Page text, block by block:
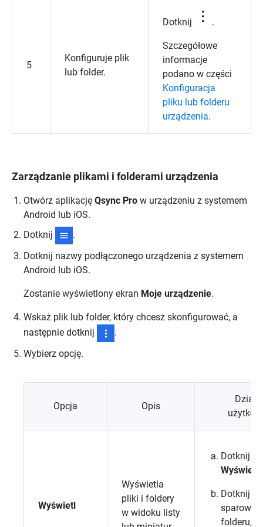
5
Konfiguruje plik
lub folder.
Dotknij .
Szczegółowe
informacje
podano w części
Konfiguracja
pliku lub folderu
urządzenia.
Zarządzanie plikami i folderami urządzenia
Otwórz aplikację Qsync Pro w urządzeniu z systemem
Android lub iOS.
Dotknij
.
Dotknij nazwy podłączonego urządzenia z systemem
Android lub iOS.
Zostanie wyświetlony ekran Moje urządzenie.
Wskaż plik lub folder, który chcesz skonfigurować, a
następnie dotknij
.
Wybierz opcję.
Opcja Opis
Wyświetl
Wyświetla
pliki i foldery
w widoku listy
Dotknij
Wyświetl
Dotknij
folderu,